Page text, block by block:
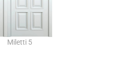
Miletti 5